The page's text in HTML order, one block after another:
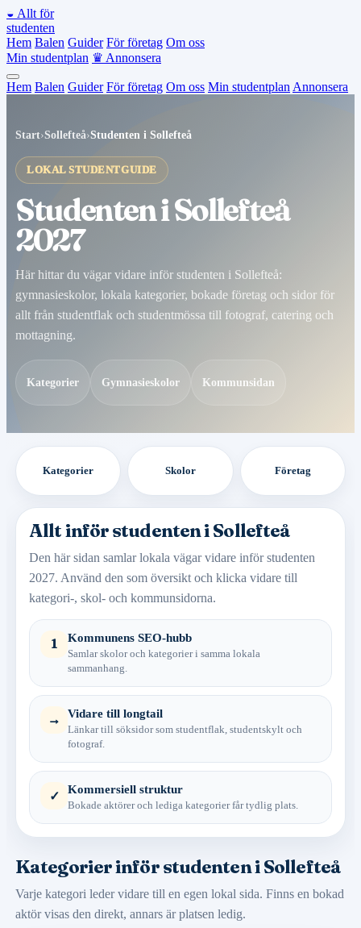
◒ Allt för
studenten
Hem Balen Guider För företag Om oss
Min studentplan ♛ Annonsera
Hem Balen Guider För företag Om oss Min studentplan Annonsera
Start›Sollefteå›Studenten i Sollefteå
LOKAL STUDENTGUIDE
Studenten i Sollefteå
2027
Här hittar du vägar vidare inför studenten i Sollefteå:
gymnasieskolor, lokala kategorier, bokade företag och sidor för
allt från studentflak och studentmössa till fotograf, catering och
mottagning.
Kategorier Gymnasieskolor Kommunsidan
Kategorier Skolor Företag
Allt inför studenten i Sollefteå
Den här sidan samlar lokala vägar vidare inför studenten
2027. Använd den som översikt och klicka vidare till
kategori-, skol- och kommunsidorna.
1 Kommunens SEO-hubb
Samlar skolor och kategorier i samma lokala
sammanhang.
→ Vidare till longtail
Länkar till söksidor som studentflak, studentskylt och
fotograf.
✓ Kommersiell struktur
Bokade aktörer och lediga kategorier får tydlig plats.
Kategorier inför studenten i Sollefteå
Varje kategori leder vidare till en egen lokal sida. Finns en bokad
aktör visas den direkt, annars är platsen ledig.